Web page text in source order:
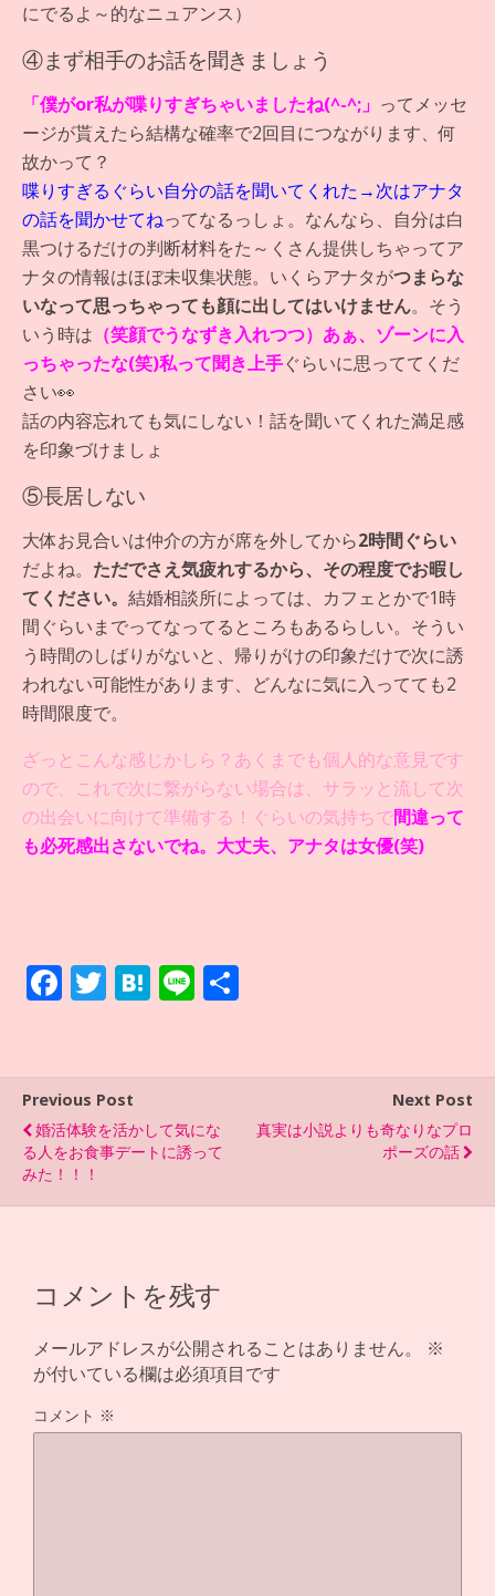
にでるよ～的なニュアンス）
④まず相手のお話を聞きましょう
「僕がor私が喋りすぎちゃいましたね(^-^;」 ってメッセ
ージが貰えたら結構な確率で2回目につながります、何
故かって？
喋りすぎるぐらい自分の話を聞いてくれた→次はアナタ
の話を聞かせてねってなるっしょ。なんなら、自分は白
黒つけるだけの判断材料をた～くさん提供しちゃってア
ナタの情報はほぼ未収集状態。いくらアナタがつまらな
いなって思っちゃっても顔に出してはいけません。そう
いう時は （笑顔でうなずき入れつつ）あぁ、ゾーンに入
っちゃったな(笑)私って聞き上手ぐらいに思っててくだ
さい👀
話の内容忘れても気にしない！話を聞いてくれた満足感
を印象づけましょ
⑤長居しない
大体お見合いは仲介の方が席を外してから2時間ぐらい
だよね。 ただでさえ気疲れするから、その程度でお暇し
てください。 結婚相談所によっては、カフェとかで1時
間ぐらいまでってなってるところもあるらしい。そうい
う時間のしばりがないと、帰りがけの印象だけで次に誘
われない可能性があります、どんなに気に入ってても2
時間限度で。
ざっとこんな感じかしら？あくまでも個人的な意見です
ので、これで次に繋がらない場合は、サラッと流して次
の出会いに向けて準備する！ぐらいの気持ちで間違って
も必死感出さないでね。大丈夫、アナタは女優(笑)
F
b
o
o
k
T
er
H
n
a
Li
Previous Post
婚活体験を活かして気にな
る人をお食事デートに誘って
みた！！！
Next Post
真実は小説よりも奇なりなプロ
ポーズの話
コメントを残す
メールアドレスが公開されることはありません。
※
が付いている欄は必須項目です
コメント ※